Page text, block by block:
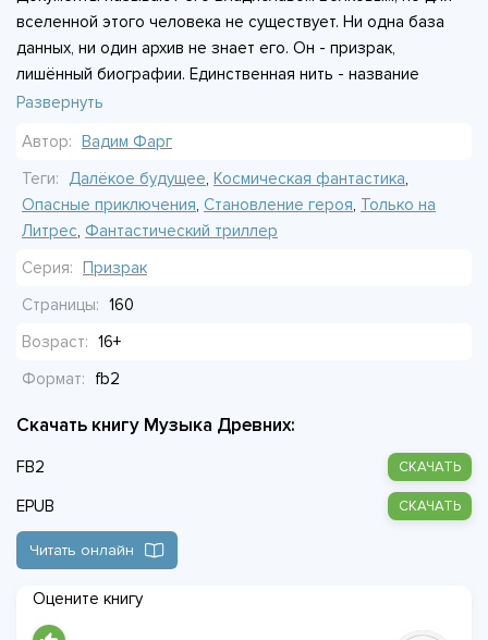
вселенной этого человека не существует. Ни одна база
данных, ни один архив не знает его. Он - призрак,
лишённый биографии. Единственная нить - название
корабля «Рассветный Странник», но и оно ничего не
пустота вокруг и полная пустота внутри. Выход один:
искать ответы там, где его быть не должно. Но прошлое,
которое он не помнит, явно не хочет, чтобы его нашли.
Развернуть
Автор: Вадим Фарг
Теги: Далёкое будущее, Космическая фантастика,
Опасные приключения, Становление героя, Только на
Литрес, Фантастический триллер
Серия: Призрак
Страницы: 160
Возраст: 16+
Формат:
fb2
Скачать книгу Музыка Древних:
FB2 СКАЧАТЬ
EPUB СКАЧАТЬ
Читать онлайн
Оцените книгу